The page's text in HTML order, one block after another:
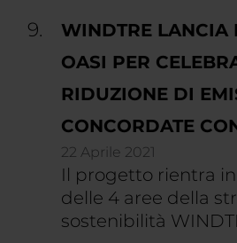
WINDTRE LANCIA
OASI PER
RIDUZIONE DI
CONCORDATE
22 Aprile 2021
Il progetto rientra in
delle 4 aree della
sostenibilità